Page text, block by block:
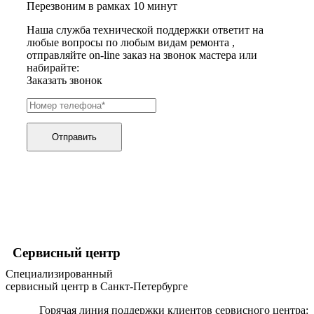
хьюмидоров
игровых приставок
игрушек
игрушек на радиоуправлении
imac
имитаторов верховой езды
инерционных массажеров
инфузионных насосов
ингаляторов
инкубаторов
инспекционных камер, видеоскопов
интерфейсных модулей
инверторов
ионизаторов
ip телефонов
Перезвоним в рамках 10 минут
Наша служба технической поддержки ответит на
любые вопросы по любым видам ремонта ,
отправляйте on-line заказ на звонок мастера или
набирайте:
Заказать звонок
Отправить
Сервисный центр
Специализированный
сервисный центр в Санкт-Петербурге
Горячая линия поддержки клиентов сервисного центра: